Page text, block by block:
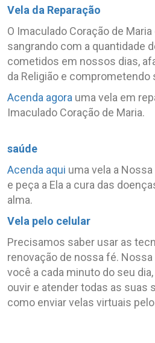
Vela da Reparação
O Imaculado Coração de
sangrando com a quantidade
cometidos em nossos dias,
da Religião e comprometendo
Acenda agora uma vela em
Imaculado Coração de Maria.
saúde
Acenda aqui uma vela a
e peça a Ela a cura das
alma.
Vela pelo celular
Precisamos saber usar as
renovação de nossa fé.
você a cada minuto do seu
ouvir e atender todas as suas
como enviar velas virtuais